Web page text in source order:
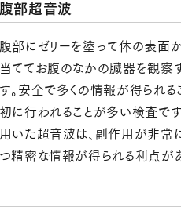
腹部超音波
腹部にゼリーを塗って体の表面
当ててお腹のなかの臓器を観察
す。安全で多くの情報が得られる
初に行われることが多い検査で
用いた超音波は、副作用が非常
つ精密な情報が得られる利点があ